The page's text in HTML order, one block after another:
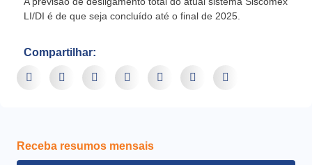
LI/DI é de que seja concluído até o final de 2025.
Compartilhar:
Receba resumos mensais